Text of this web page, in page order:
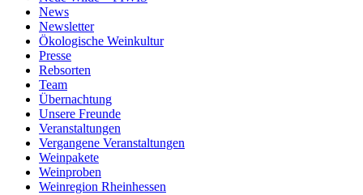
News
Newsletter
Ökologische Weinkultur
Presse
Rebsorten
Team
Übernachtung
Unsere Freunde
Veranstaltungen
Vergangene Veranstaltungen
Weinpakete
Weinproben
Weinregion Rheinhessen